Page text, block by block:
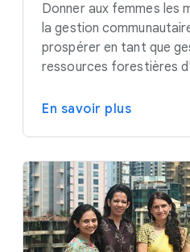
Donner aux femmes les
la gestion
prospérer en tant que
ressources forestières
En savoir plus